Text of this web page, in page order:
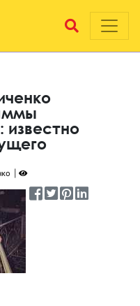
известно